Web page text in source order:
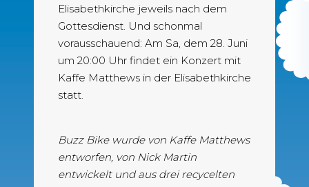
Elisabethkirche jeweils nach dem
Gottesdienst. Und schonmal
vorausschauend: Am Sa, dem 28. Juni
um 20:00 Uhr findet ein Konzert mit
Kaffe Matthews in der Elisabethkirche
statt.
Buzz Bike wurde von Kaffe Matthews
entworfen, von Nick Martin
entwickelt und aus drei recycelten